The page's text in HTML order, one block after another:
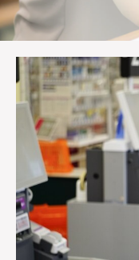
サポートについて
導入事例
資料請求
サービス説明動画
監修者一覧